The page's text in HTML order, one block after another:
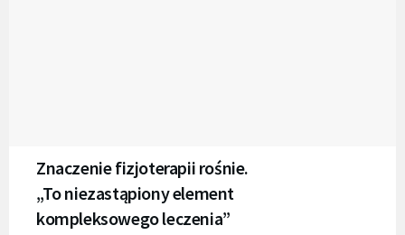
Znaczenie fizjoterapii rośnie.
„To niezastąpiony element
kompleksowego leczenia”